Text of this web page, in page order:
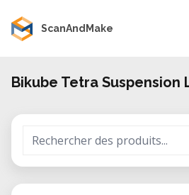
ScanAndMake
Bikube Tetra Suspension